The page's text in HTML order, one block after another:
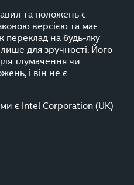
та положень є
версією та має
переклад на будь-яку
для зручності. Його
тлумачення чи
і він не є
є Intel Corporation (UK)